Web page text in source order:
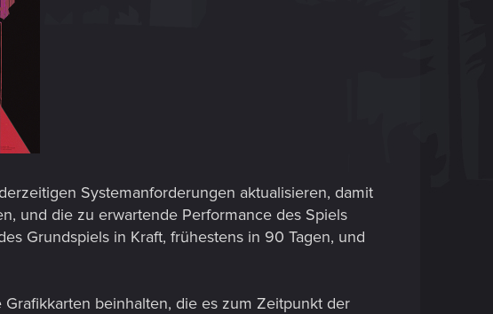
Systemanforderungen aktualisieren, damit
und die zu erwartende Performance des Spiels
Grundspiels in Kraft, frühestens in 90 Tagen, und
beinhalten, die es zum Zeitpunkt der